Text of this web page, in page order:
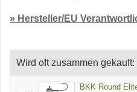
» Hersteller/EU
Wird oft zusammen gekauft:
BKK Round